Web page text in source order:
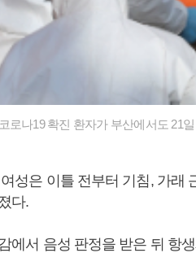
로나19 확진 환자가 부산에서도 21
성은 이틀 전부터 기침, 가래
다.
에서 음성 판정을 받은 뒤 항